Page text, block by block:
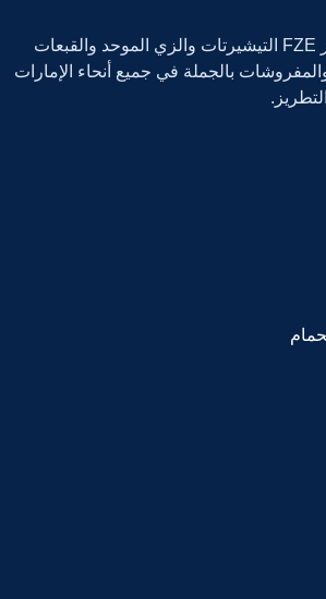
تورّد أورينت يونيفورمز FZE التيشيرتات والزي الموحد والقبعات
بالجملة في جميع أنحاء الإمارات